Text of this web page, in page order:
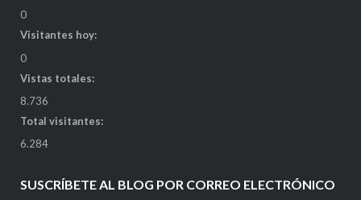
0
Visitantes hoy:
0
Vistas totales:
8.736
Total visitantes:
6.284
SUSCRÍBETE AL BLOG POR CORREO ELECTRÓNICO